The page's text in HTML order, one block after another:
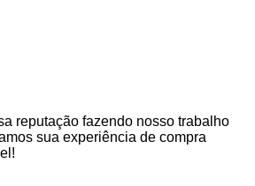
reputação fazendo nosso trabalho
sua experiência de compra